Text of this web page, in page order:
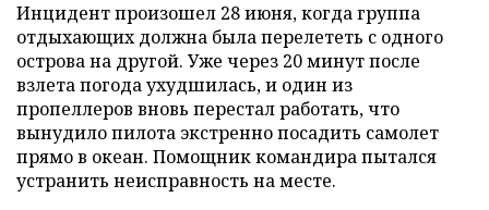
Инцидент произошел 28 июня, когда группа
отдыхающих должна была перелететь с одного
острова на другой. Уже через 20 минут после
взлета погода ухудшилась, и один из
пропеллеров вновь перестал работать, что
вынудило пилота экстренно посадить самолет
прямо в океан. Помощник командира пытался
устранить неисправность на месте.